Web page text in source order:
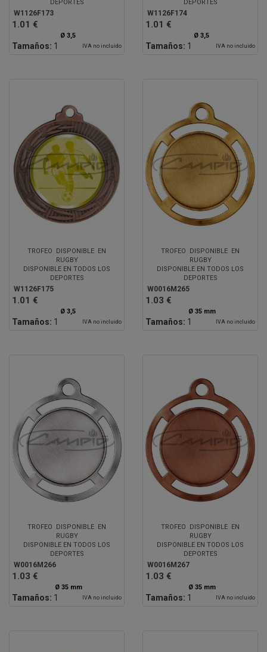
DEPORTES
W1126F173
1.01 €
Ø 3,5
Tamaños: 1 IVA no incluido
DEPORTES
W1126F174
1.01 €
Ø 3,5
Tamaños: 1 IVA no incluido
TROFEO DISPONIBLE EN
RUGBY
DISPONIBLE EN TODOS LOS
DEPORTES
W1126F175
1.01 €
Ø 3,5
Tamaños: 1 IVA no incluido
TROFEO DISPONIBLE EN
RUGBY
DISPONIBLE EN TODOS LOS
DEPORTES
W0016M265
1.03 €
Ø 35 mm
Tamaños: 1 IVA no incluido
TROFEO DISPONIBLE EN
RUGBY
DISPONIBLE EN TODOS LOS
DEPORTES
W0016M266
1.03 €
Ø 35 mm
Tamaños: 1 IVA no incluido
TROFEO DISPONIBLE EN
RUGBY
DISPONIBLE EN TODOS LOS
DEPORTES
W0016M267
1.03 €
Ø 35 mm
Tamaños: 1 IVA no incluido